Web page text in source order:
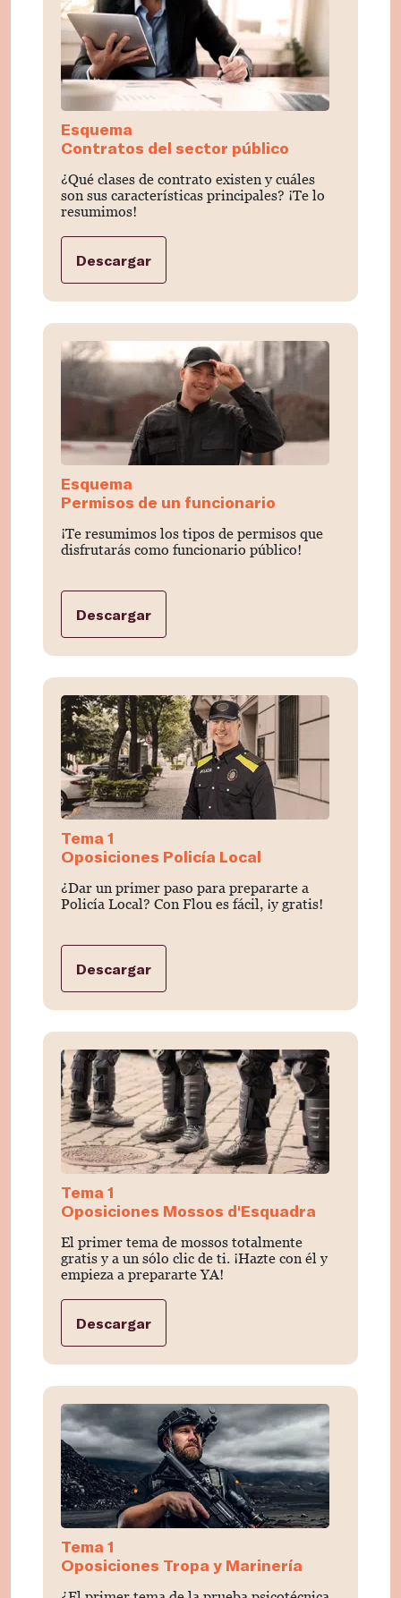
Esquema
Contratos del sector público
¿Qué clases de contrato existen y cuáles
son sus características principales? ¡Te lo
resumimos!
Descargar
Esquema
Permisos de un funcionario
¡Te resumimos los tipos de permisos que
disfrutarás como funcionario público!
Descargar
Tema 1
Oposiciones Policía Local
¿Dar un primer paso para prepararte a
Policía Local? Con Flou es fácil, ¡y gratis!
Descargar
Tema 1
Oposiciones Mossos d'Esquadra
El primer tema de mossos totalmente
gratis y a un sólo clic de ti. ¡Hazte con él y
empieza a prepararte YA!
Descargar
Tema 1
Oposiciones Tropa y Marinería